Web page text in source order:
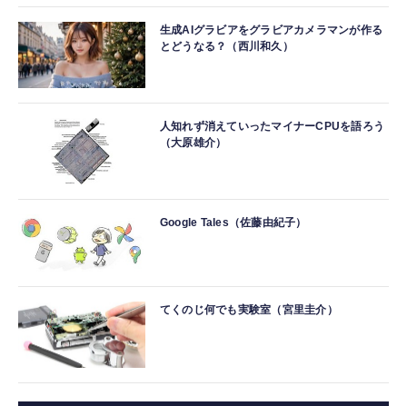
生成AIグラビアをグラビアカメラマンが作る
とどうなる？（西川和久）
人知れず消えていったマイナーCPUを語ろう
（大原雄介）
Google Tales（佐藤由紀子）
てくのじ何でも実験室（宮里圭介）